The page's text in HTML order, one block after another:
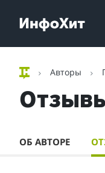
Авторы
ОБ АВТОРЕ